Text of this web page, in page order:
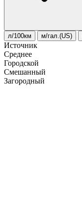
л/100км м/гал.(US)
Источник
Среднее
Городской
Смешанный
Загородный